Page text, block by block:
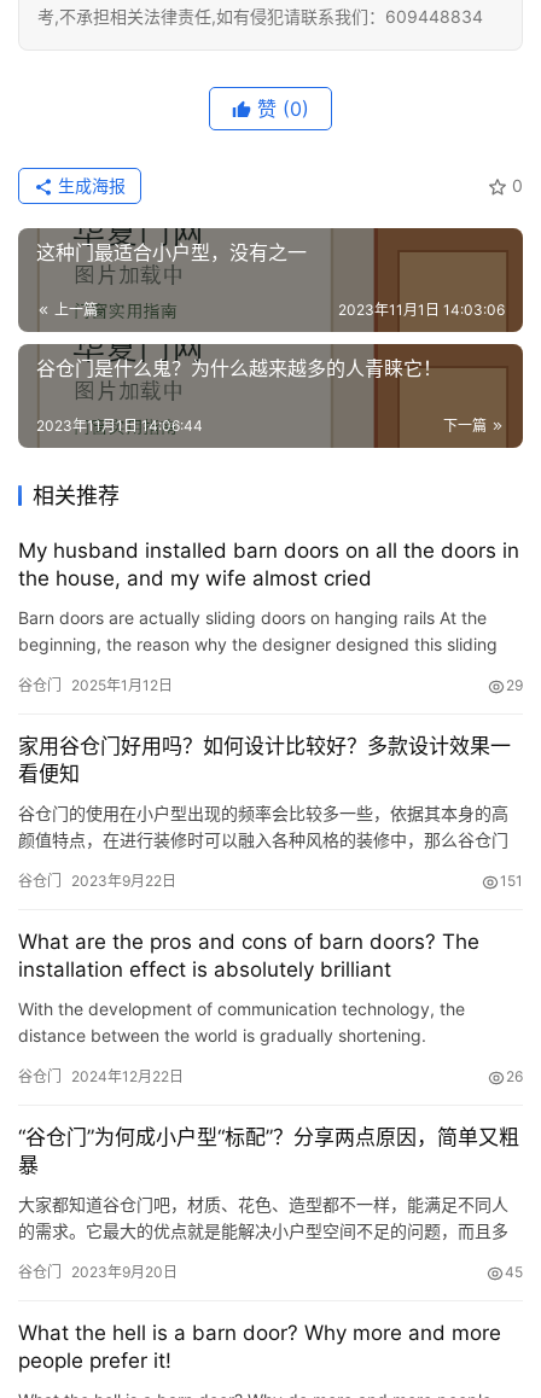
考,不承担相关法律责任,如有侵犯请联系我们：609448834
赞 (0)
0
生成海报
这种门最适合小户型，没有之一
上一篇 2023年11月1日 14:03:06
谷仓门是什么鬼？为什么越来越多的人青睐它！
下一篇
2023年11月1日 14:06:44
相关推荐
My husband installed barn doors on all the doors in
the house, and my wife almost cried
Barn doors are actually sliding doors on hanging rails At the
beginning, the reason why the designer designed this sliding
谷仓门 2025年1月12日 29
家用谷仓门好用吗？如何设计比较好？多款设计效果一
看便知
谷仓门的使用在小户型出现的频率会比较多一些，依据其本身的高
颜值特点，在进行装修时可以融入各种风格的装修中，那么谷仓门
的家庭，还是放弃谷仓门吧，它真的不太好清理，特别是吊轨碰上
要给它位置，比如需要静音、隐私环境的卧室就不太适合。 卫生
间，谷仓…
谷仓门 2023年9月22日 151
What are the pros and cons of barn doors? The
installation effect is absolutely brilliant
With the development of communication technology, the
distance between the world is gradually shortening.
spread from abroad.…
谷仓门 2024年12月22日 26
“谷仓门”为何成小户型“标配”？分享两点原因，简单又粗
暴
大家都知道谷仓门吧，材质、花色、造型都不一样，能满足不同人
的需求。它最大的优点就是能解决小户型空间不足的问题，而且多
装谷仓门还有另一个好处，就是不需要做门框，既省钱又省心，推
用阳角线围着门框一圈，起到保护作用。 所以说谷仓门能成为年轻
人的福音…
谷仓门 2023年9月20日 45
What the hell is a barn door? Why more and more
people prefer it!